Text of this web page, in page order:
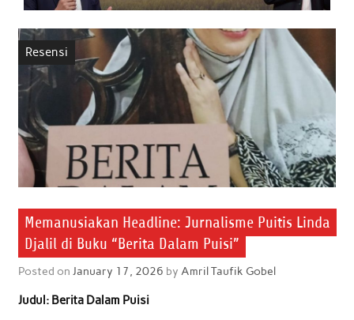
Resensi
Memanusiakan Headline: Jurnalisme Puitis Linda
Djalil di Buku “Berita Dalam Puisi”
Posted on January 17, 2026 by Amril Taufik Gobel
Judul: Berita Dalam Puisi